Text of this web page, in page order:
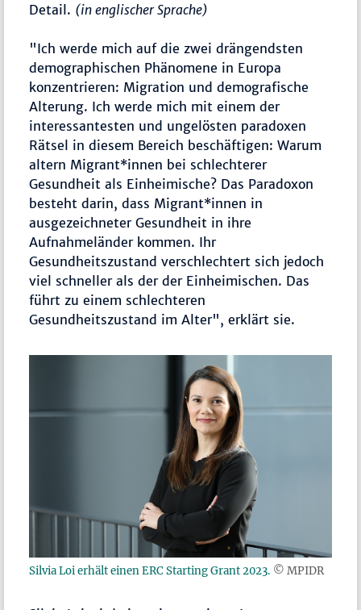
Detail. (in englischer Sprache)
"Ich werde mich auf die zwei drängendsten
demographischen Phänomene in Europa
konzentrieren: Migration und demografische
Alterung. Ich werde mich mit einem der
interessantesten und ungelösten paradoxen
Rätsel in diesem Bereich beschäftigen: Warum
altern Migrant*innen bei schlechterer
Gesundheit als Einheimische? Das Paradoxon
besteht darin, dass Migrant*innen in
ausgezeichneter Gesundheit in ihre
Aufnahmeländer kommen. Ihr
Gesundheitszustand verschlechtert sich jedoch
viel schneller als der der Einheimischen. Das
führt zu einem schlechteren
Gesundheitszustand im Alter", erklärt sie.
Silvia Loi erhält einen ERC Starting Grant 2023. © MPIDR